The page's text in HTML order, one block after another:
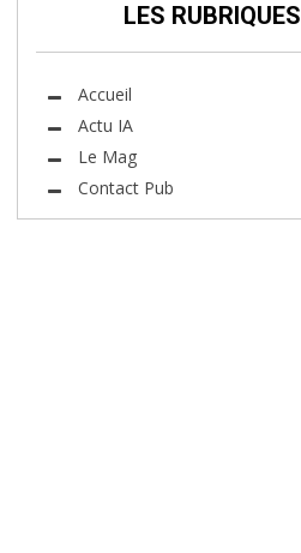
LES RUBRIQUES
Accueil
Actu IA
Le Mag
Contact Pub